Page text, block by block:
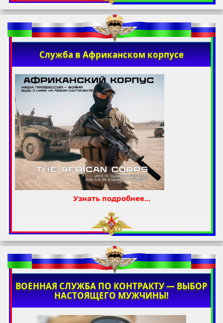
Служба в Африканском корпусе
Узнать подробнее...
ВОЕННАЯ СЛУЖБА ПО КОНТРАКТУ — ВЫБОР
НАСТОЯЩЕГО МУЖЧИНЫ!